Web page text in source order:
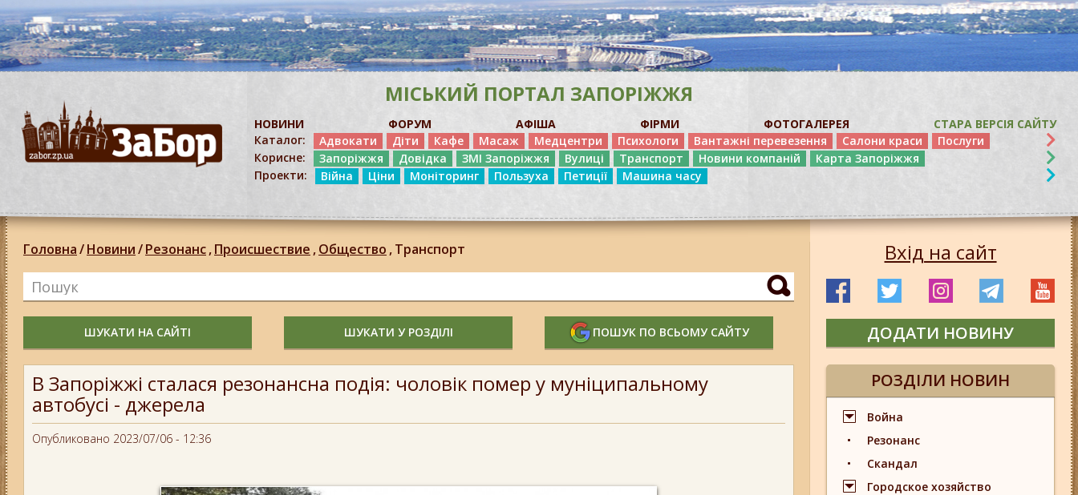
МІСЬКИЙ ПОРТАЛ ЗАПОРІЖЖЯ
НОВИНИ ФОРУМ АФІША ФІРМИ ФОТОГАЛЕРЕЯ
СТАРА ВЕРСІЯ САЙТУ
Каталог:
Адвокати Діти Кафе Масаж Медцентри Психологи Вантажні перевезення Салони краси
Послуги
Корисне:
Запоріжжя Довідка ЗМІ Запоріжжя Вулиці Транспорт Новини компаній
Карта Запоріжжя
Проекти:
Війна Ціни Моніторинг Пользуха Петиції Машина часу
Головна/Новини/Резонанс,Происшествие ,Общество ,Транспорт
ШУКАТИ НА САЙТІ ШУКАТИ У РОЗДІЛІ ПОШУК ПО ВСЬОМУ САЙТУ
В Запоріжжі сталася резонансна подія: чоловік помер у муніципальному
автобусі - джерела
Опубликовано 2023/07/06 - 12:36
Вхід на сайт
ДОДАТИ НОВИНУ
РОЗДІЛИ НОВИН
Война
Резонанс
Скандал
Городское хозяйство